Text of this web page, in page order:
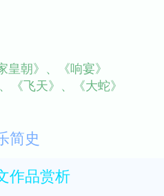
皇朝》、《响宴》
《飞天》、《大蛇》
简史
作品赏析